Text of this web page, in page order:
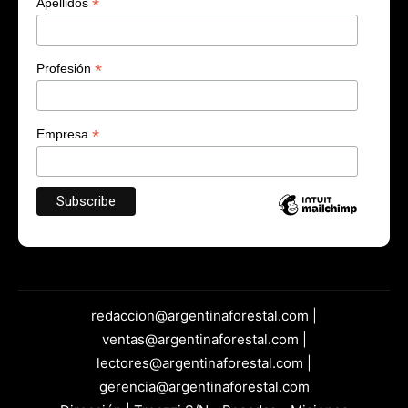
*
Profesión *
Empresa *
redaccion@argentinaforestal.com |
ventas@argentinaforestal.com |
lectores@argentinaforestal.com |
gerencia@argentinaforestal.com